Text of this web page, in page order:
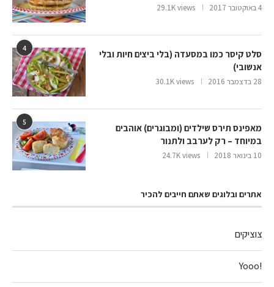
4 באוקטובר 2017 29.1K views
4
סלט קיסר כמו במסעדה (בלי ביצים חיות ובלי
אנשובי)
28 בדצמבר 2016 30.1K views
5
מאפינס תירס שילדים (ומבוגרים) אוהבים
במיוחד – רק לערבב ולתנור
10 בינואר 2018 24.7K views
אתרים ובלוגים שאתם חייבים להכיר
צוציקים
!Yooo